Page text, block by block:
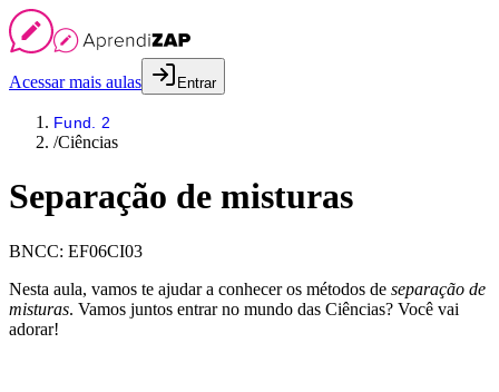
Acessar mais aulas Entrar
Fund. 2
/Ciências
Separação de misturas
BNCC: EF06CI03
Nesta aula, vamos te ajudar a conhecer os métodos de separação de
misturas. Vamos juntos entrar no mundo das Ciências? Você vai
adorar!